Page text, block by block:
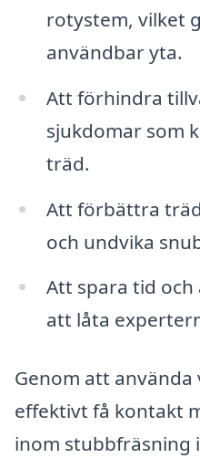
rotystem, vilket
användbar yta.
Att förhindra
sjukdomar som
träd.
Att förbättra
och undvika
Att spara tid
att låta
Genom att
effektivt få kontakt
inom stubbfräsning